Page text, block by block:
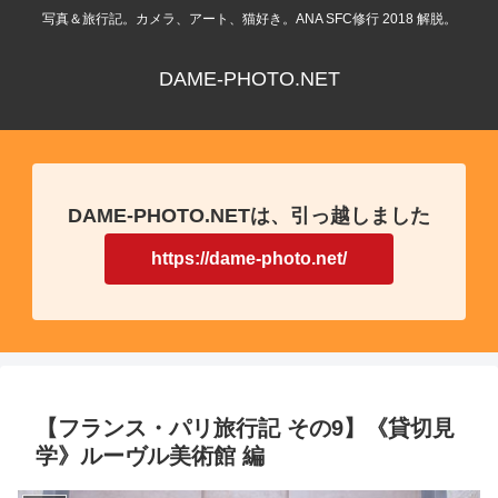
写真＆旅行記。カメラ、アート、猫好き。ANA SFC修行 2018 解脱。
DAME-PHOTO.NET
DAME-PHOTO.NETは、引っ越しました
https://dame-photo.net/
【フランス・パリ旅行記 その9】《貸切見
学》ルーヴル美術館 編